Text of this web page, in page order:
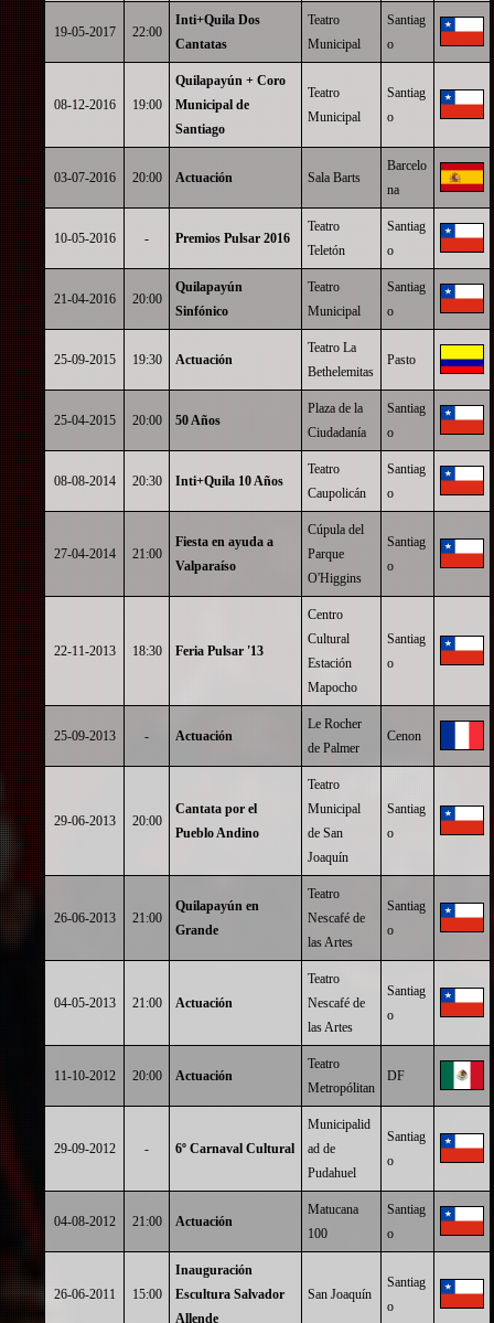
19-05-2017 22:00
Inti+Quila Dos
Cantatas
Teatro
Municipal
Santiag
o
08-12-2016 19:00
Quilapayún + Coro
Municipal de
Santiago
Teatro
Municipal
Santiag
o
03-07-2016 20:00 Actuación Sala Barts
Barcelo
na
10-05-2016 - Premios Pulsar 2016
Teatro
Teletón
Santiag
o
21-04-2016 20:00
Quilapayún
Sinfónico
Teatro
Municipal
Santiag
o
25-09-2015 19:30 Actuación
Teatro La
Bethelemitas
Pasto
25-04-2015 20:00 50 Años
Plaza de la
Ciudadanía
Santiag
o
08-08-2014 20:30 Inti+Quila 10 Años
Teatro
Caupolicán
Santiag
o
27-04-2014 21:00
Fiesta en ayuda a
Valparaíso
Cúpula del
Parque
O'Higgins
Santiag
o
22-11-2013 18:30 Feria Pulsar '13
Centro
Cultural
Estación
Mapocho
Santiag
o
25-09-2013 - Actuación
Le Rocher
de Palmer
Cenon
29-06-2013 20:00
Cantata por el
Pueblo Andino
Teatro
Municipal
de San
Joaquín
Santiag
o
26-06-2013 21:00
Quilapayún en
Grande
Teatro
Nescafé de
las Artes
Santiag
o
04-05-2013 21:00 Actuación
Teatro
Nescafé de
las Artes
Santiag
o
11-10-2012 20:00 Actuación
Teatro
Metropólitan
DF
29-09-2012 - 6º Carnaval Cultural
Municipalid
ad de
Pudahuel
Santiag
o
04-08-2012 21:00 Actuación
Matucana
100
Santiag
o
26-06-2011 15:00
Inauguración
Escultura Salvador
Allende
San Joaquín
Santiag
o